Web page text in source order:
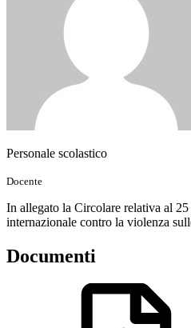
Personale scolastico
Docente
In allegato la Circolare relativa al
internazionale contro la violenza
Documenti